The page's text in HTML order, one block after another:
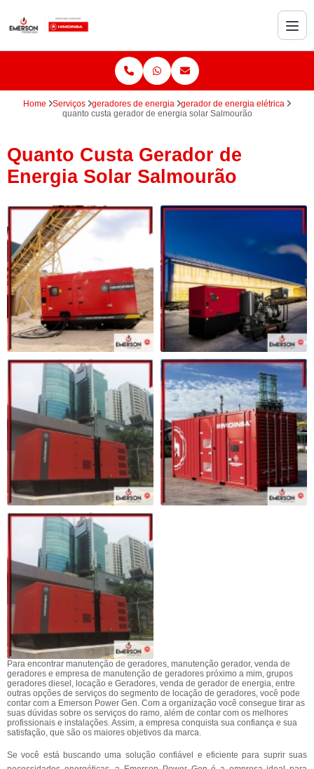
Home Serviços geradores de energia
gerador de energia elétrica
quanto custa gerador de energia solar Salmourão
Quanto Custa Gerador de
Energia Solar Salmourão
Para encontrar manutenção de geradores, manutenção gerador, venda de
geradores e empresa de manutenção de geradores próximo a mim, grupos
geradores diesel, locação e Geradores, venda de gerador de energia, entre
outras opções de serviços do segmento de locação de geradores, você pode
contar com a Emerson Power Gen. Com a organização você consegue tirar as
suas dúvidas sobre os serviços do ramo, além de contar com os melhores
profissionais e instalações. Assim, a empresa conquista sua confiança e sua
satisfação, que são os maiores objetivos da marca.
Se você está buscando uma solução confiável e eficiente para suprir suas